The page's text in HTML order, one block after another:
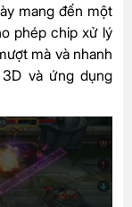
mang đến một
phép chip xử lý
mà và nhanh
và ứng dụng